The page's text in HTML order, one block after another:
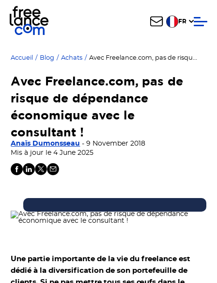
FR
Accueil / Blog / Achats / Avec Freelance.com, pas de risque de dépendance économique avec le consultant !
Avec Freelance.com, pas de
risque de dépendance
économique avec le
consultant !
Anaïs Dumonsseau - 9 November 2018
Mis à jour le 4 June 2025
Une partie importante de la vie du freelance est
dédié à la diversification de son portefeuille de